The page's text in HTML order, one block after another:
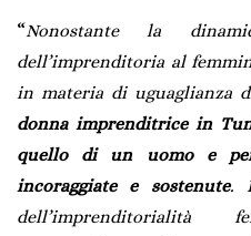
“Nonostante la
dell’imprenditoria al
in materia di uguaglianza
donna imprenditrice in
quello di un uomo e
incoraggiate e sostenute.